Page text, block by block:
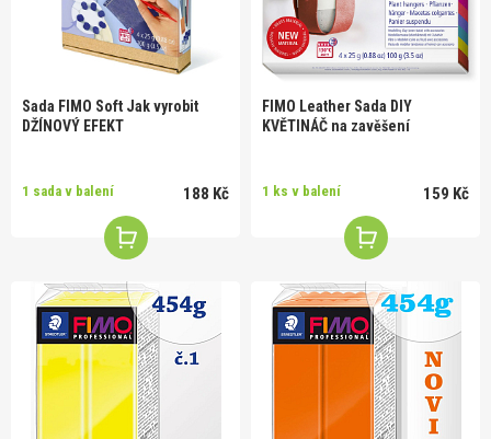
Sada FIMO Soft Jak vyrobit
DŽÍNOVÝ EFEKT
1 sada v balení 188 Kč
FIMO Leather Sada DIY
KVĚTINÁČ na zavěšení
1 ks v balení 159 Kč